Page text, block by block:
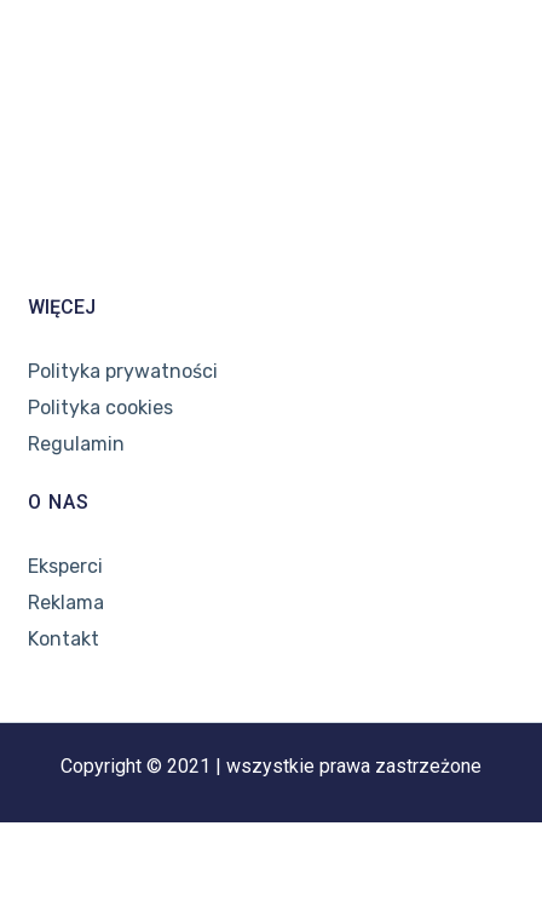
WIĘCEJ
Polityka prywatności
Polityka cookies
Regulamin
O NAS
Eksperci
Reklama
Kontakt
Copyright © 2021 | wszystkie prawa zastrzeżone